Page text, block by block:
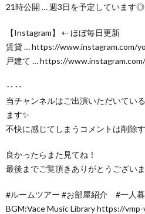
21時公開 … 週3日を予定しています◎
【Instagram】 ⇠ ほぼ毎日更新
賃貸 … https://www.instagram.com/
戸建て … https://
‥‥
当チャンネルはご出演いただいてい
ます✨
不快に感じてしまうコメントは削除
良かったらまた見てね！
最後までご覧頂きありがとうござい
#ルームツアー #お部屋紹介 #一人
BGM:Vace Music Library https://vmp-